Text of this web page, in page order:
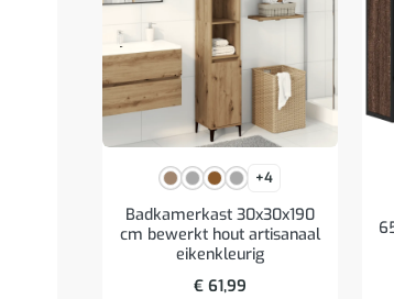
+4
Badkamerkast 30x30x190
cm bewerkt hout artisanaal
eikenkleurig
€ 61,99